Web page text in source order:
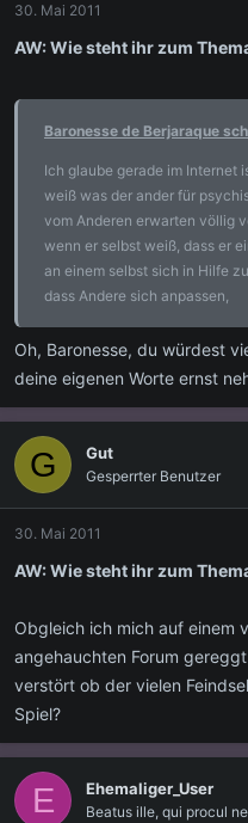
30. Mai 2011
AW: Wie steht ihr zum
Baronesse de Berjaraque
Ich glaube gerade im Internet
weiß was der ander für
vom Anderen erwarten völlig
wenn er selbst weiß, dass er
an einem selbst sich in Hilfe
dass Andere sich anpassen,
Oh, Baronesse, du würdest
deine eigenen Worte ernst
G Gut
Gesperrter Benutzer
30. Mai 2011
AW: Wie steht ihr zum
Obgleich ich mich auf einem
angehauchten Forum
verstört ob der vielen
Spiel?
E Ehemaliger_User
Beatus ille, qui procul